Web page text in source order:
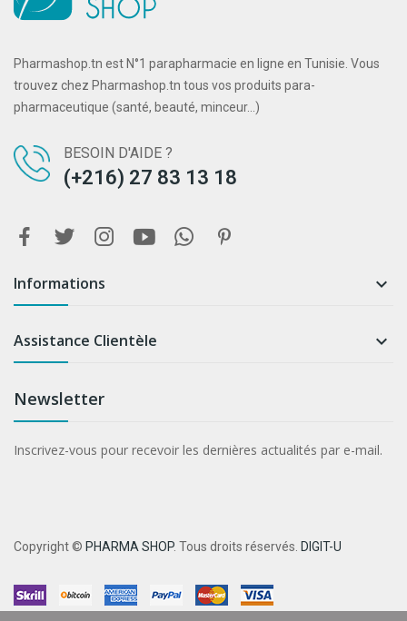
Pharmashop.tn est N°1 parapharmacie en ligne en Tunisie. Vous
trouvez chez Pharmashop.tn tous vos produits para-
pharmaceutique (santé, beauté, minceur...)
BESOIN D'AIDE ?
(+216) 27 83 13 18
Informations 
Assistance Clientèle 
Newsletter
Inscrivez-vous pour recevoir les dernières actualités par e-mail.
Copyright © PHARMA SHOP. Tous droits réservés. DIGIT-U